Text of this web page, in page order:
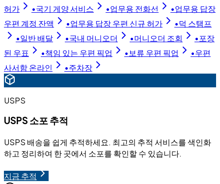
허가
•국기 게양 서비스 •업무용 전화선 •업무용 답장
우편 계정 잔액
•업무용 답장 우편 신규 허가 •덕 스탬프
•일반 배달 •국내 머니오더 •머니오더 조회 •포장
된 우표
•책임 있는 우편 픽업 •보류 우편 픽업 •우편
사서함 온라인
•주차장
USPS
USPS 소포 추적
USPS 배송을 쉽게 추적하세요. 최고의 추적 서비스를 색인화
하고 정리하여 한 곳에서 소포를 확인할 수 있습니다.
지금 추적